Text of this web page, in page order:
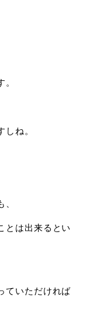
ね。
とは出来るとい
ていただければ